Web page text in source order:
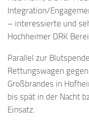
Integration/
– interessierte und
Hochheimer DRK
Parallel zur
Rettungswagen
Großbrandes in
bis spät in der Nacht
Einsatz.